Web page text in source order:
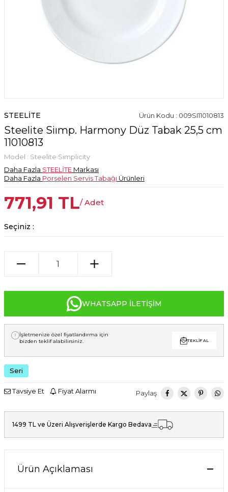
STEELİTE Ürün Kodu : 009SI11010813
Steelite Siımp. Harmony Düz Tabak 25,5 cm
11010813
Model : Steelite Simplicity
Daha Fazla STEELİTE Markası
Daha Fazla Porselen Servis Tabağı Ürünleri
771,91 TL/ Adet
Seçiniz :
WHATSAPP İLETIŞIM
İşletmenize özel fiyatlandırma için
bizden teklif alabilirsiniz.
TEKLIF AL
Seri
Tavsiye Et Fiyat Alarmı Paylaş
1499 TL ve Üzeri Alışverişlerde Kargo Bedava
Ürün Açıklaması